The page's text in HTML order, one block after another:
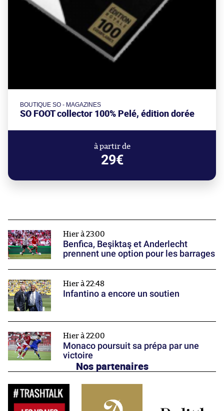
BOUTIQUE SO - MAGAZINES
SO FOOT collector 100% Pelé, édition dorée
à partir de
29€
Hier à 23:00
Benfica, Beşiktaş et Anderlecht
prennent une option pour les barrages
Hier à 22:48
Infantino a encore un soutien
Hier à 22:00
Monaco poursuit sa prépa par une
victoire
Nos partenaires